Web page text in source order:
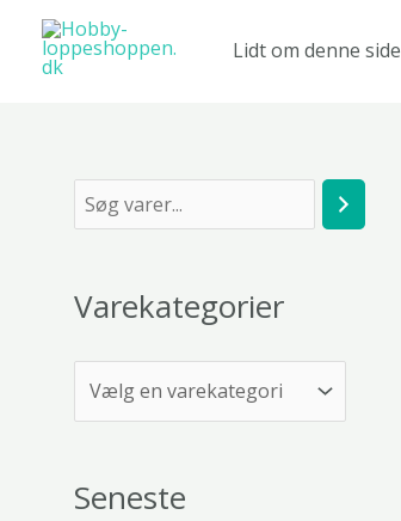
indholdet
Lidt om denne side
ø
Varekategorier
Seneste